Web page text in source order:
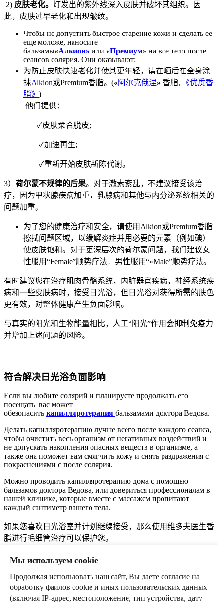
2) 皮肤老化。 灯发出的紫外线深入皮肤并破坏其组织。因
此，皮肤过早老化和出现皱纹。
Чтобы не допустить быстрое старение кожи и сделать ее
еще моложе, наносите
бальзамы«Алкион» или «Премиум» на все тело после
сеансов солярия. Они оказывают:
为防止皮肤快速老化并使其更年轻，请在晒后在全身涂
抹Alkion或Premium香脂。(«阿尔克俄涅» 香脂,
《优质香
脂》 )
他们提供：
✓皮肤柔合脱皮;
✓加速再生;
✓重新开始皮肤新陈代谢。
3） 荷尔蒙不规律的后果。对于激素紊乱，不建议接受该治
疗，因为甲状腺疾病加重，乳腺病和其他与内分泌系统相关的
问题加重。
为了您的健康治疗和安全，请使用Alkion或Premium香脂
擦拭问题区域，以缓解炎症并用必要的元素（例如碘）
使皮肤饱和。对于更深层次的荷尔蒙问题，我们建议女
性服用“Female”顺势疗法，男性服用“«Male”顺势疗法。
有时建议您在治疗肌肉骨骼系统，内脏器官疾病，神经系统疾
病和一些皮肤病时，接受日光浴，但日光浴对获得所需的肤色
更有效，对整体健康产生负面影响。
与真实的阳光和生物能量相比，人工“阳光”作用会抑制免疫力
并增加上述问题的风险。
符合解决日光浴负面影响
Если вы любите солярий и планируете продолжать его
посещать, вас может
обезопасить капилляротерапия бальзамами доктора Ведова.
Делать капилляротерапию лучше всего после каждого сеанса,
чтобы очистить весь организм от негативных воздействий и
не допускать накопления опасных веществ в организме, а
также она поможет вам смягчить кожу и снять раздражения с
покраснениями с после солярия.
Можно проводить капилляротерапию дома с помощью
бальзамов доктора Ведова, или довериться профессионалам в
нашей клинике, которые вместе с массажем пропитают
каждый сантиметр вашего тела.
如果您喜欢日光浴室并计划继续接受，那么使用维多夫医生香
脂进行毛细管治疗可以保护您。
每次使用后最好进行毛细管治疗，以清洁整个身体免受负面影
晒黑后的红肿。
您可以在维多夫医生香脂的帮助下在家中进行毛细管治疗，或
Мы используем cookie
Продолжая использовать наш сайт, Вы даете согласие на
обработку файлов cookie и иных пользовательских данных
(включая IP-адрес, местоположение, тип устройства, дату